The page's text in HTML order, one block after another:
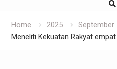
Home 2025
September
Meneliti Kekuatan Rakyat